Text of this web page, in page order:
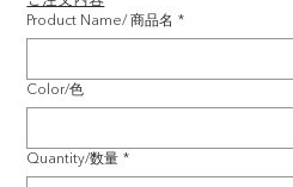
Product Name/ 商品名 *
Color/色
Quantity/数量 *